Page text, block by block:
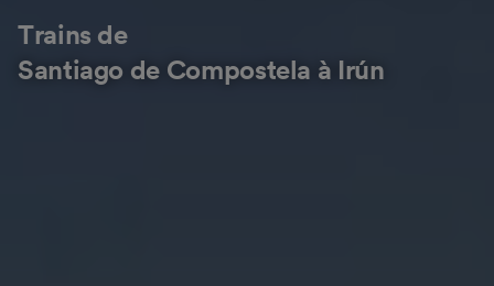
Trains de
Santiago de Compostela à Irún